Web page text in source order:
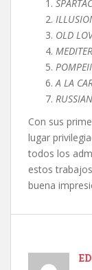
OLD
POMPEII
A LA
Con sus
lugar
todos los
estos
buena